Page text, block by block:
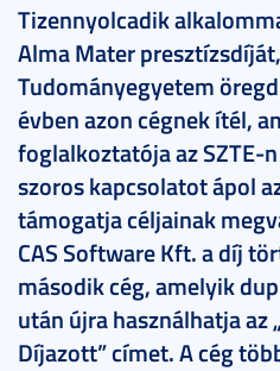
Tizennyolcadik
Alma Mater
Tudományegyetem
évben azon cégnek ítél,
foglalkoztatója az SZTE-
szoros kapcsolatot ápol
támogatja céljainak
CAS Software Kft. a díj
második cég, amelyik
után újra használhatja az
Díjazott” címet. A cég